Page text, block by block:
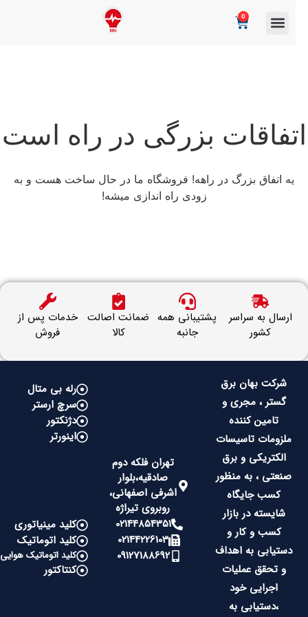
بزرگی در راه است
یه اتفاق بزرگ در راهه! فروشگاه ما در حال ساخت هست و به
زودی راه اندازی میشه!
ارسال به سراسر
کشور
پشتیبانی همه
جانبه
ضمانت اصالت
کالا
خدمات پس از
فروش
شرکت بهان برق
گستر ، مجری و
تامین کننده
ملزومات تاسیسات
الکتریکی و برق
صنعتی ، به منظور
کسب جایگاه
شایسته در بازار
کسب و کار و
دستیابی به اهداف
و تحقق عملیات
اجرایی خود
،دستیابی به
تهران فلکه دوم
صادقیه،بلوار
اشرفی اصفهانی،
روبروی تیراژه
02144854351
02144226103
09127188692
رله بی متال
سرچ ارستر
دژنکتور
اینورتر
کلید مینیاتوری
کلید اتوماتیک
کلید اتوماتیک هوایی
کنتاکتور